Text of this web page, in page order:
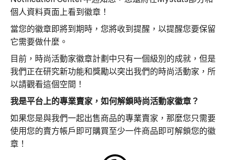
個人資料頁面上看到徽章！
當您的徽章即將到期時，您將收到提醒，以提醒您要保留
它需要做什麼。
目前，時尚活動家徽章計劃中只有一個級別的成就，但是
我們正在研究新功能和獎勵以突出我們的時尚活動家，所
以請觀看這個空間！
我是平台上的專業賣家，如何解鎖時尚活動家徽章？
如果您是與我們一起出售商品的專業賣家，那麼您只需要
使用您的賣方帳戶即可購買至少一件商品即可解鎖您的徽
章！